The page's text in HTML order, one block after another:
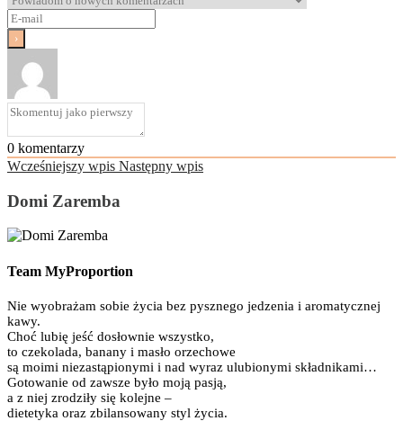
0 komentarzy
Wcześniejszy wpis Następny wpis
Domi Zaremba
Team MyProportion
Nie wyobrażam sobie życia bez pysznego jedzenia i aromatycznej
kawy.
Choć lubię jeść dosłownie wszystko,
to czekolada, banany i masło orzechowe
są moimi niezastąpionymi i nad wyraz ulubionymi składnikami…
Gotowanie od zawsze było moją pasją,
a z niej zrodziły się kolejne –
dietetyka oraz zbilansowany styl życia.